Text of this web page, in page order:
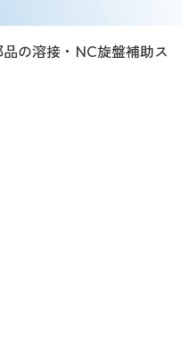
の溶接・NC旋盤補助ス